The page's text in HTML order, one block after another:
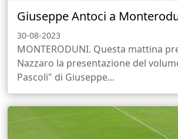
Giuseppe Antoci a
30-08-2023
MONTERODUNI. Questa mattina
Nazzaro la presentazione del
Pascoli" di Giuseppe...